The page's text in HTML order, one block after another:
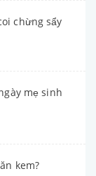
chừng sẩy
mẹ sinh
kem?